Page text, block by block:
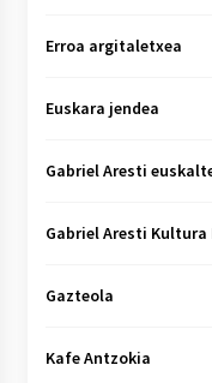
Erroa argitaletxea
Euskara jendea
Gabriel Aresti
Gabriel Aresti Kultura
Gazteola
Kafe Antzokia